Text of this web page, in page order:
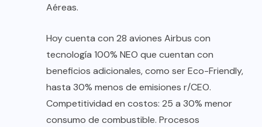
Aéreas.
Hoy cuenta con 28 aviones Airbus con
tecnología 100% NEO que cuentan con
beneficios adicionales, como ser Eco-Friendly,
hasta 30% menos de emisiones r/CEO.
Competitividad en costos: 25 a 30% menor
consumo de combustible. Procesos